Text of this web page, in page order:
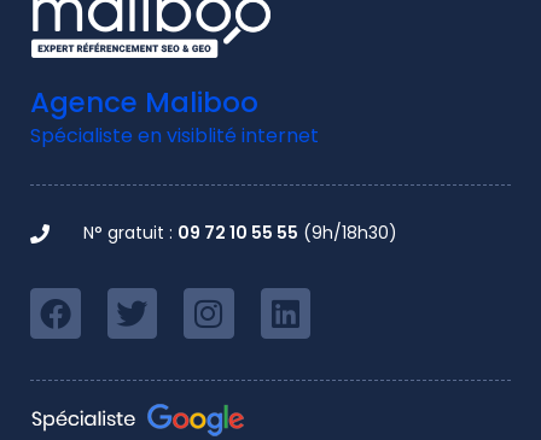
Agence Maliboo
Spécialiste en visiblité internet
N° gratuit : 09 72 10 55 55 (9h/18h30)